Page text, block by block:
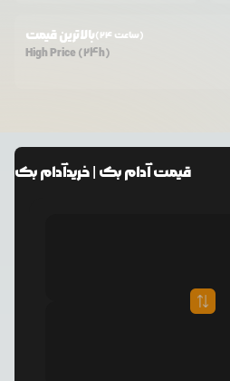
بالاترین قیمت (24 ساعت)
High Price (24h)
قیمتآدام بک | خریدآدام بک